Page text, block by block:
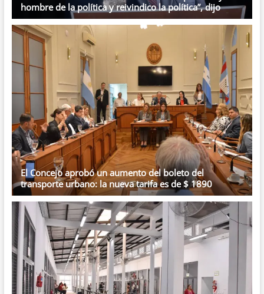
hombre de la política y reivindico la política”, dijo
El Concejo aprobó un aumento del boleto del
transporte urbano: la nueva tarifa es de $ 1890